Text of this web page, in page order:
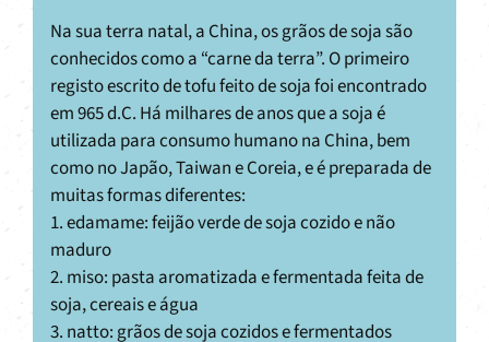
Na sua terra natal, a China, os grãos de soja são
conhecidos como a “carne da terra”. O primeiro
registo escrito de tofu feito de soja foi encontrado
em 965 d.C. Há milhares de anos que a soja é
utilizada para consumo humano na China, bem
como no Japão, Taiwan e Coreia, e é preparada de
muitas formas diferentes:
1. edamame: feijão verde de soja cozido e não
maduro
2. miso: pasta aromatizada e fermentada feita de
soja, cereais e água
3. natto: grãos de soja cozidos e fermentados